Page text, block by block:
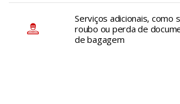
Serviços adicionais, como
roubo ou perda de
de bagagem